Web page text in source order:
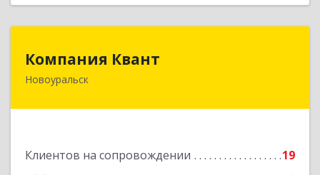
Компания Квант
Новоуральск
Клиентов на сопровождении
19
624130, Свердловская обл, Новоуральск г,